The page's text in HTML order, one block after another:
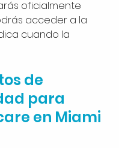
oficialmente
acceder a la
cuando la
de
para
en Miami